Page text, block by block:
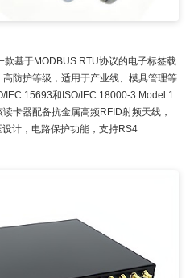
基于MODBUS RTU协议的电子标签载
防护等级，适用于产业线、模具管理等
IEC 15693和ISO/IEC 18000-3 Model 1
卡器配备抗金属高频RFID射频天线，
计，电路保护功能，支持RS4